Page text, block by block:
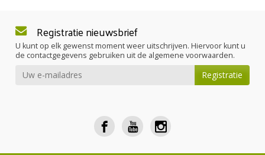
Registratie nieuwsbrief
U kunt op elk gewenst moment weer uitschrijven. Hiervoor kunt u
de contactgegevens gebruiken uit de algemene voorwaarden.